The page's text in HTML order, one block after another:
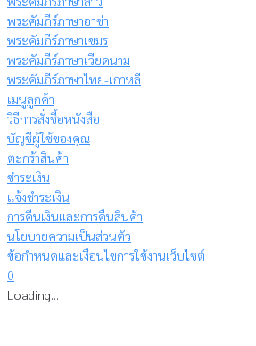
พระคัมภีร์ภาษาอาข่า
พระคัมภีร์ภาษาเขมร
พระคัมภีร์ภาษาเวียดนาม
พระคัมภีร์ภาษาไทย-เกาหลี
เมนูลูกค้า
วิธีการสั่งซื้อหนังสือ
บัญชีผู้ใช้ของคุณ
ตะกร้าสินค้า
ชำระเงิน
แจ้งชำระเงิน
การคืนเงินและการคืนสินค้า
นโยบายความเป็นส่วนตัว
ข้อกำหนดและเงื่อนไขการใช้งานเว็บไซต์
0
Loading...